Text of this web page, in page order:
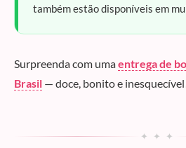
também estão disponíveis em
Surpreenda com umaentrega de
Brasil — doce, bonito e
✦ ✦ ✦